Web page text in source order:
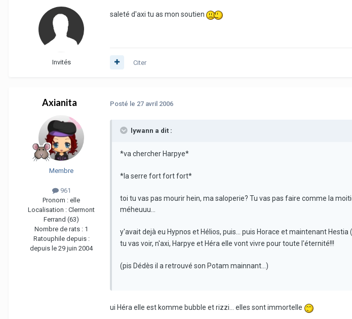
Invités
saleté d'axi tu as mon soutien
Citer
Axianita
Membre
961
Pronom : elle
Localisation : Clermont
Ferrand (63)
Nombre de rats : 1
Ratouphile depuis :
depuis le 29 juin 2004
Posté le 27 avril 2006
lywann a dit :
*va chercher Harpye*
*la serre fort fort fort*
toi tu vas pas mourir hein, ma saloperie? Tu vas pas faire comme la
méheuuu...
y'avait dejà eu Hypnos et Hélios, puis... puis Horace et maintenant
tu vas voir, n'axi, Harpye et Héra elle vont vivre pour toute l'éternité!!!
(pis Dédès il a retrouvé son Potam mainnant...)
ui Héra elle est komme bubble et rizzi... elles sont immortelle